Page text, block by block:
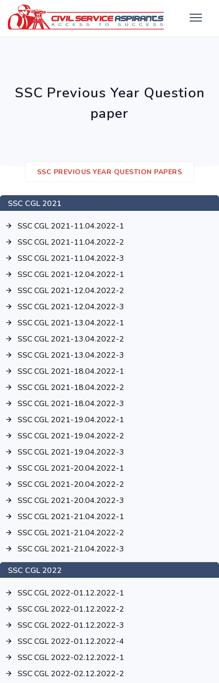
SSC Previous Year Question
paper
SSC PREVIOUS YEAR QUESTION PAPERS
SSC CGL 2021
SSC CGL 2021-11.04.2022-1
SSC CGL 2021-11.04.2022-2
SSC CGL 2021-11.04.2022-3
SSC CGL 2021-12.04.2022-1
SSC CGL 2021-12.04.2022-2
SSC CGL 2021-12.04.2022-3
SSC CGL 2021-13.04.2022-1
SSC CGL 2021-13.04.2022-2
SSC CGL 2021-13.04.2022-3
SSC CGL 2021-18.04.2022-1
SSC CGL 2021-18.04.2022-2
SSC CGL 2021-18.04.2022-3
SSC CGL 2021-19.04.2022-1
SSC CGL 2021-19.04.2022-2
SSC CGL 2021-19.04.2022-3
SSC CGL 2021-20.04.2022-1
SSC CGL 2021-20.04.2022-2
SSC CGL 2021-20.04.2022-3
SSC CGL 2021-21.04.2022-1
SSC CGL 2021-21.04.2022-2
SSC CGL 2021-21.04.2022-3
SSC CGL 2022
SSC CGL 2022-01.12.2022-1
SSC CGL 2022-01.12.2022-2
SSC CGL 2022-01.12.2022-3
SSC CGL 2022-01.12.2022-4
SSC CGL 2022-02.12.2022-1
SSC CGL 2022-02.12.2022-2